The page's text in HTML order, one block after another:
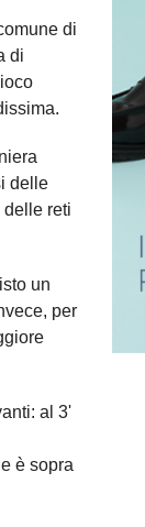
di
di
delle
delle reti
un
per
al 3'
è sopra